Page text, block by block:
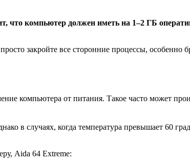
что компьютер должен иметь на 1–2 ГБ
закройте все сторонние процессы, особенно
компьютера от питания. Такое часто может
в случаях, когда температура превышает 60
Aida 64 Extreme: